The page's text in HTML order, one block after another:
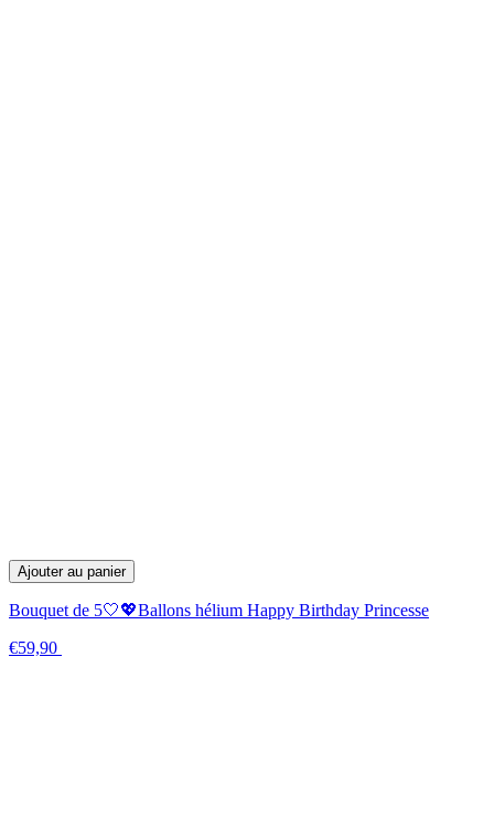
Ajouter au panier
Bouquet de 5🤍💖Ballons hélium Happy Birthday Princesse
€59,90